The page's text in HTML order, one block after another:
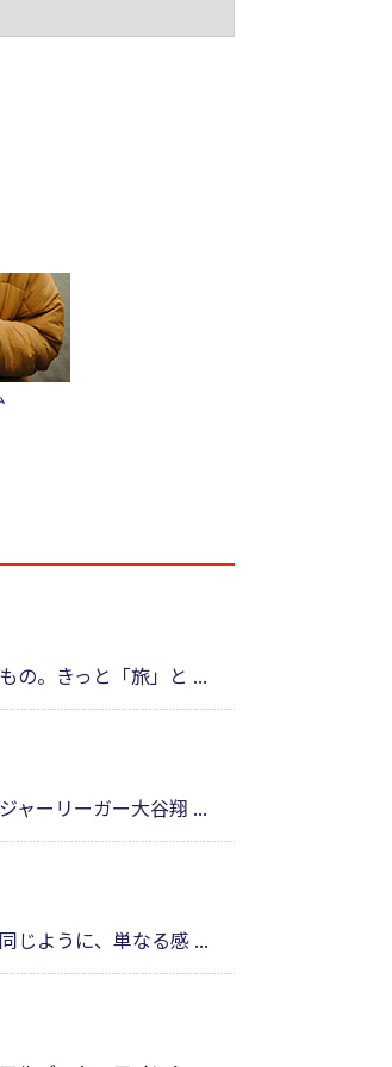
の。きっと「旅」と ...
ャーリーガー大谷翔 ...
じように、単なる感 ...